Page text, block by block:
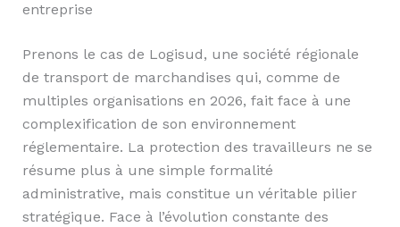
entreprise
Prenons le cas de Logisud, une société régionale
de transport de marchandises qui, comme de
multiples organisations en 2026, fait face à une
complexification de son environnement
réglementaire. La protection des travailleurs ne se
résume plus à une simple formalité
administrative, mais constitue un véritable pilier
stratégique. Face à l’évolution constante des